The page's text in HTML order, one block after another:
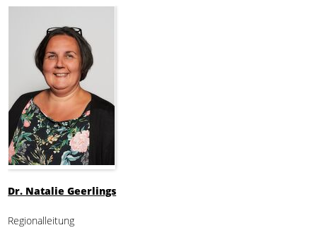
Dr. Natalie Geerlings
Regionalleitung